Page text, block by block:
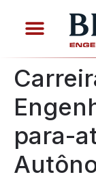
para-